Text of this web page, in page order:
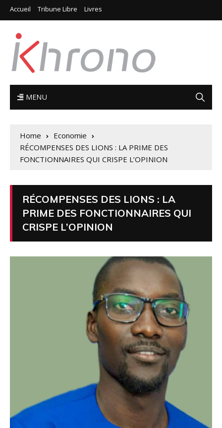
Accueil Tribune Libre Livres
MENU
Home
Economie
RÉCOMPENSES DES LIONS : LA PRIME DES
FONCTIONNAIRES QUI CRISPE L’OPINION
RÉCOMPENSES DES LIONS : LA
PRIME DES FONCTIONNAIRES QUI
CRISPE L’OPINION